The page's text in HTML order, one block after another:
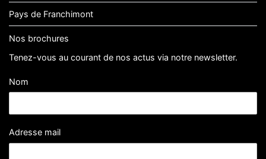
Pays de Franchimont
Nos brochures
Tenez-vous au courant de nos actus via notre newsletter.
Nom
Adresse mail